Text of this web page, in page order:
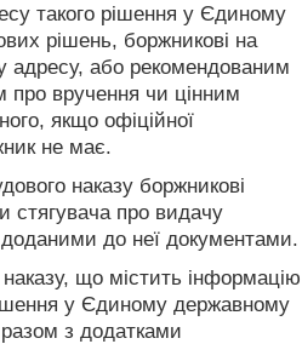
такого рішення у Єдиному
рішень, боржникові на
адресу, або рекомендованим
про вручення чи цінним
якщо офіційної
не має.
наказу боржникові
стягувача про видачу
до неї документами.
що містить інформацію
у Єдиному державному
з додатками